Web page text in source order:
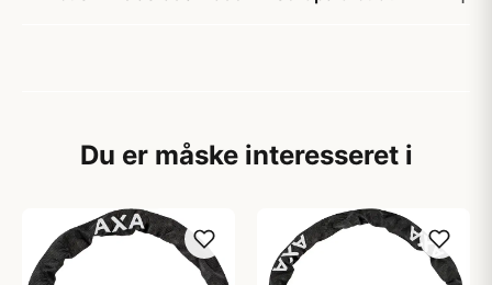
Du er måske interesseret i